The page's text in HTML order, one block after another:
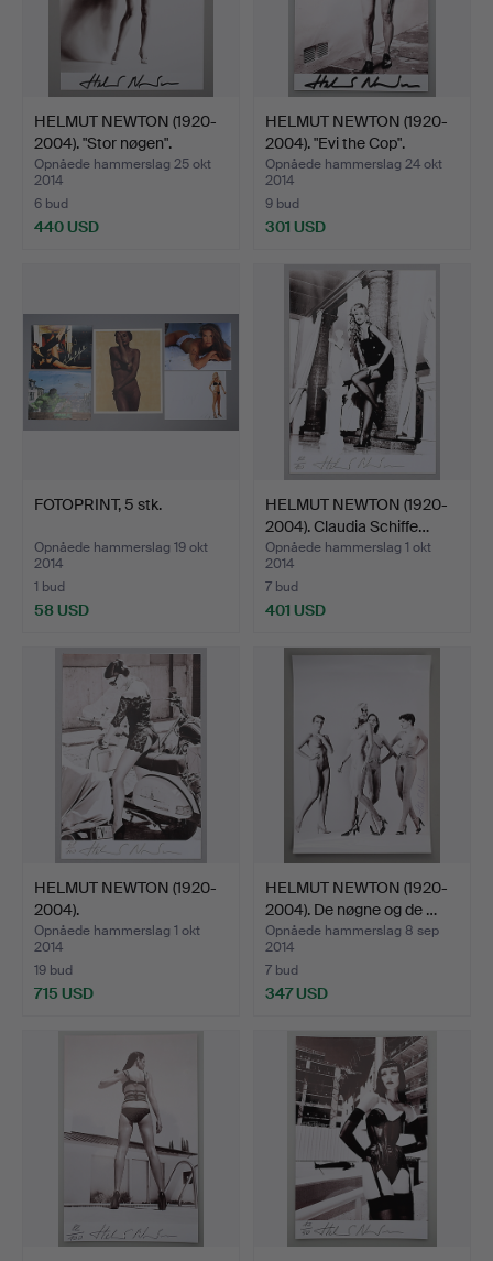
HELMUT NEWTON (1920-
2004). "Stor nøgen".
Opnåede hammerslag 25 okt
2014
6 bud
440 USD
HELMUT NEWTON (1920-
2004). "Evi the Cop".
Opnåede hammerslag 24 okt
2014
9 bud
301 USD
FOTOPRINT, 5 stk.
Opnåede hammerslag 19 okt
2014
1 bud
58 USD
HELMUT NEWTON (1920-
2004). Claudia Schiffe…
Opnåede hammerslag 1 okt
2014
7 bud
401 USD
HELMUT NEWTON (1920-
2004).
Opnåede hammerslag 1 okt
2014
19 bud
715 USD
HELMUT NEWTON (1920-
2004). De nøgne og de …
Opnåede hammerslag 8 sep
2014
7 bud
347 USD